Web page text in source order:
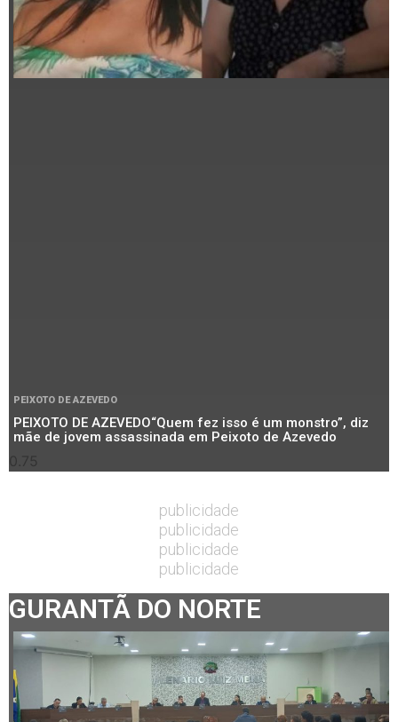
PEIXOTO DE AZEVEDO
PEIXOTO DE AZEVEDO“Quem fez isso é um monstro”, diz
mãe de jovem assassinada em Peixoto de Azevedo
publicidade
publicidade
publicidade
publicidade
GURANTÃ DO NORTE